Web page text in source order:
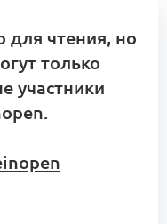
для чтения, но
только
участники